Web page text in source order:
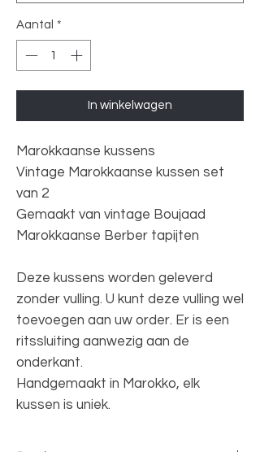
Aantal *
In winkelwagen
Marokkaanse kussens
Vintage Marokkaanse kussen set
van 2
Gemaakt van vintage Boujaad
Marokkaanse Berber tapijten
Deze kussens worden geleverd
zonder vulling. U kunt deze vulling wel
toevoegen aan uw order. Er is een
ritssluiting aanwezig aan de
onderkant.
Handgemaakt in Marokko, elk
kussen is uniek.